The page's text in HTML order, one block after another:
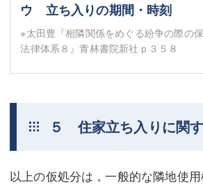
ウ 立ち入りの期間・時刻
※太田豊『相隣関係をめぐる紛争の際の
法律体系８』青林書院新社ｐ３５８
５ 住家立ち入りに関
以上の仮処分は，一般的な隣地使